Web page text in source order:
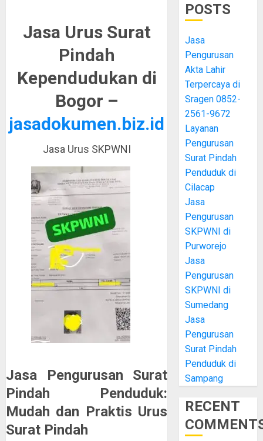
Jasa Urus Surat
Pindah
Kependudukan di
Bogor –
jasadokumen.biz.id
Jasa Urus SKPWNI
Jasa Pengurusan Surat
Pindah Penduduk:
Mudah dan Praktis Urus
Surat Pindah
POSTS
Jasa
Pengurusan
Akta Lahir
Terpercaya di
Sragen 0852-
2561-9672
Layanan
Pengurusan
Surat Pindah
Penduduk di
Cilacap
Jasa
Pengurusan
SKPWNI di
Purworejo
Jasa
Pengurusan
SKPWNI di
Sumedang
Jasa
Pengurusan
Surat Pindah
Penduduk di
Sampang
RECENT